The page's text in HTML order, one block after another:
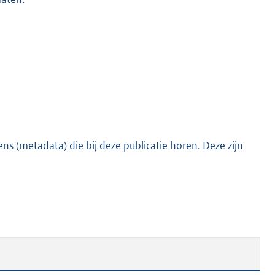
(metadata) die bij deze publicatie horen. Deze zijn